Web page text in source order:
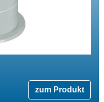
zum Produkt